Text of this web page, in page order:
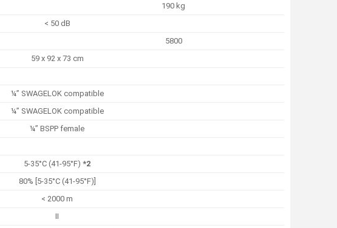
190 kg
< 50 dB
5800
59 x 92 x 73 cm
¼” SWAGELOK compatible
¼” SWAGELOK compatible
¼” BSPP female
5-35°C (41-95°F)*2
80% [5-35°C (41-95°F)]
< 2000 m
II